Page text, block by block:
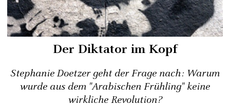
Der Diktator im Kopf
Stephanie Doetzer geht der Frage nach: Warum
wurde aus dem "Arabischen Frühling" keine
wirkliche Revolution?